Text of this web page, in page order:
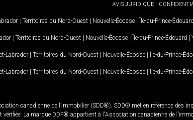
AVIS JURIDIQUE
Territoires du Nord-Ouest Nouvelle-Écosse Île-du-Prince-Édouard
Territoires du Nord-Ouest Nouvelle-Écosse Île-du-Prince-Édouard
Labrador Territoires du Nord-Ouest Nouvelle-Écosse Île-du-Prince-
Labrador Territoires du Nord-Ouest Nouvelle-Écosse Île-du-Prince-
canadienne de l’immobilier (SDD®). SDD® met en référence des
La marque DDF® appartient à l'Association canadienne de